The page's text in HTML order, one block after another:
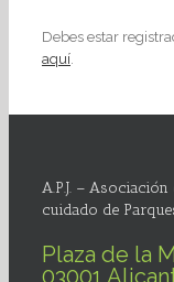
Debes estar
aquí.
A.P.J. –
cuidado de
Plaza de la
03001